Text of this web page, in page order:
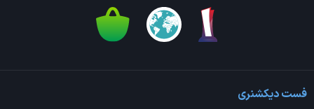
فست دیکشنری